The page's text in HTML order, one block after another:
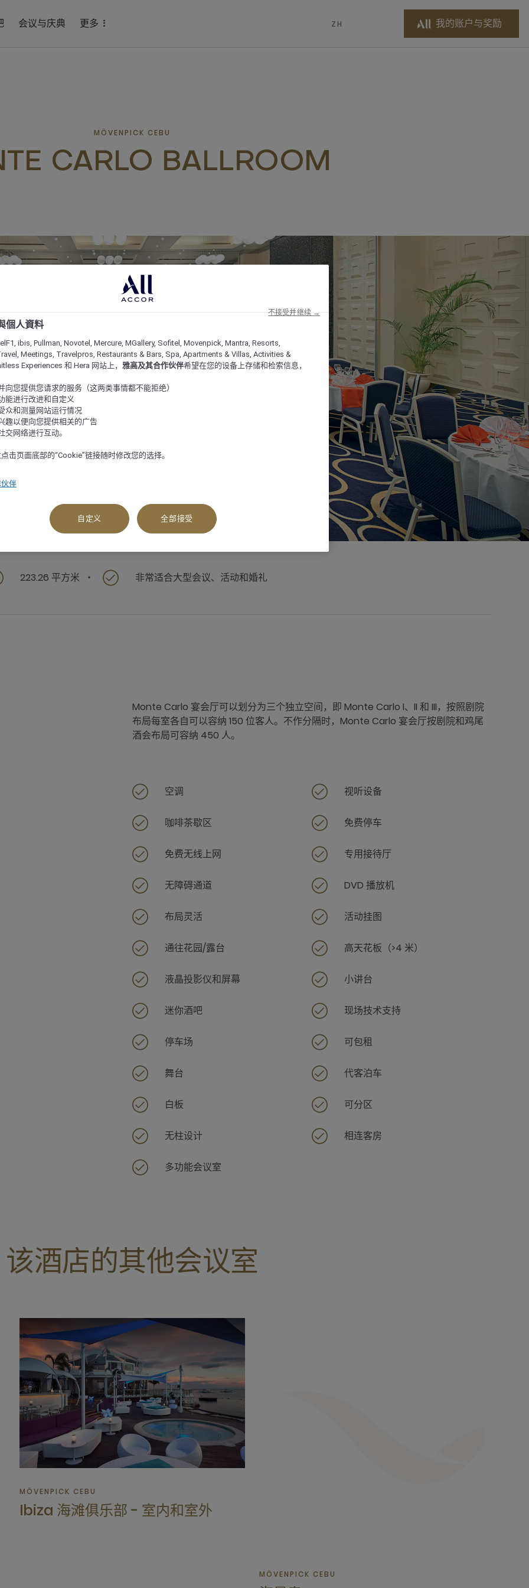
会议与庆典 更多 ZH 我的账户与奖励
MÖVENPICK CEBU
CARLO BALLROOM
223.26 平方米 非常适合大型会议、活动和婚礼
Monte Carlo 宴会厅可以划分为三个独立空间，即 Monte Carlo I、II 和 III，按照剧院
布局每室各自可以容纳 150 位客人。不作分隔时，Monte Carlo 宴会厅按剧院和鸡尾
酒会布局可容纳 450 人。
空调 视听设备
咖啡茶歇区 免费停车
免费无线上网 专用接待厅
无障碍通道 DVD 播放机
布局灵活 活动挂图
通往花园/露台 高天花板（>4 米）
液晶投影仪和屏幕 小讲台
迷你酒吧 现场技术支持
停车场 可包租
舞台 代客泊车
白板 可分区
无柱设计 相连客房
多功能会议室
该酒店的其他会议室
MÖVENPICK CEBU
Ibiza 海滩俱乐部 - 室内和室外
MÖVENPICK CEBU
個人資料
ibis, Pullman, Novotel, Mercure, MGallery, Sofitel, Movenpick, Mantra, Resorts,
Meetings, Travelpros, Restaurants & Bars, Spa, Apartments & Villas, Activities &
Experiences 和 Hera 网站上， 雅高及其合作伙伴希望在您的设备上存储和检索信息，
向您提供您请求的服务（这两类事情都不能拒绝）
能进行改进和自定义
众和测量网站运行情况
趣以便向您提供相关的广告
交网络进行互动。
击页面底部的“Cookie”链接随时修改您的选择。
伴
自定义 全部接受
不接受并继续 →